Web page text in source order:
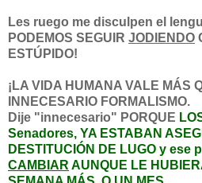
Les ruego me disculpen el
PODEMOS SEGUIR JODIENDO
ESTÚPIDO!
¡LA VIDA HUMANA VALE MÁS
INNECESARIO FORMALISMO.
Dije "innecesario" PORQUE
Senadores, YA ESTABAN
DESTITUCIÓN DE LUGO y ese
CAMBIAR AUNQUE LE